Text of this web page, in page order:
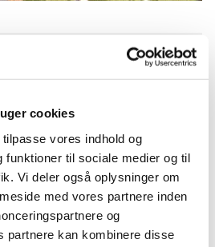
cookies
vores indhold og
funktioner til sociale medier og til
Vi deler også oplysninger om
med vores partnere inden
og
partnere kan kombinere disse
2027, kl. 10:30
Hulgårdsvej 2, 2400